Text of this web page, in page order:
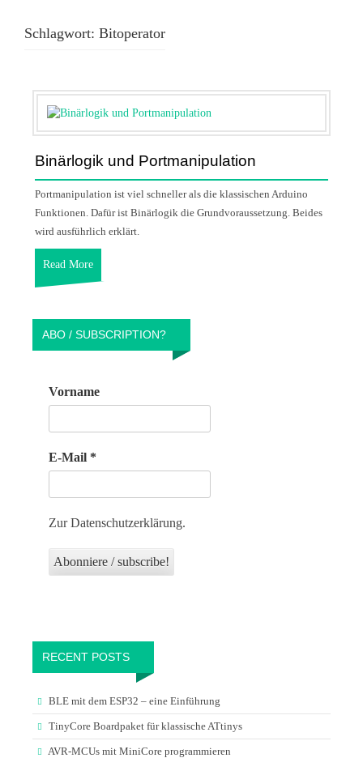
Schlagwort: Bitoperator
Binärlogik und Portmanipulation
Portmanipulation ist viel schneller als die klassischen Arduino
Funktionen. Dafür ist Binärlogik die Grundvoraussetzung. Beides
wird ausführlich erklärt.
Read More
ABO / SUBSCRIPTION?
Vorname
E-Mail *
Zur Datenschutzerklärung.
RECENT POSTS
BLE mit dem ESP32 – eine Einführung
TinyCore Boardpaket für klassische ATtinys
AVR-MCUs mit MiniCore programmieren